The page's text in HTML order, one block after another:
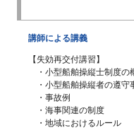
講師による講義
【失効再交付講習】
・小型船舶操縦士制度の
・小型船舶操縦者の遵守
・事故例
・海事関連の制度
・地域におけるルール